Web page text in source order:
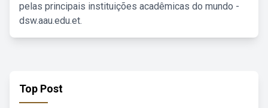
pelas principais instituições acadêmicas do mundo -
dsw.aau.edu.et.
Top Post